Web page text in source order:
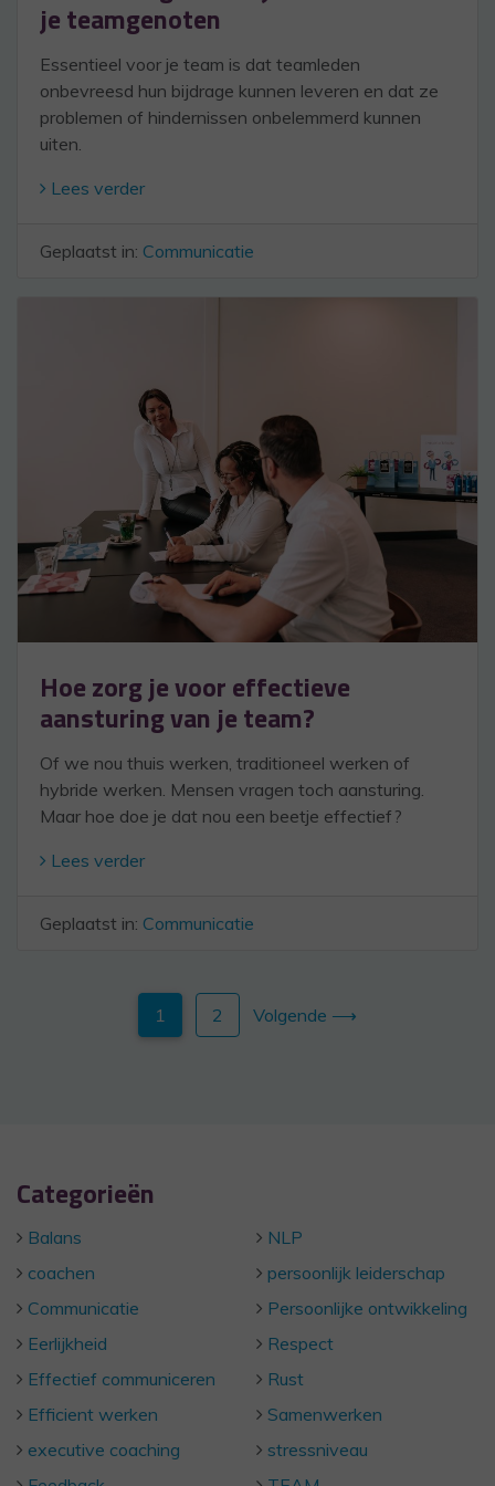
je teamgenoten
Essentieel voor je team is dat teamleden
onbevreesd hun bijdrage kunnen leveren en dat ze
problemen of hindernissen onbelemmerd kunnen
uiten.
Lees verder
Geplaatst in: Communicatie
Hoe zorg je voor effectieve
aansturing van je team?
Of we nou thuis werken, traditioneel werken of
hybride werken. Mensen vragen toch aansturing.
Maar hoe doe je dat nou een beetje effectief?
Lees verder
Geplaatst in: Communicatie
1 2 Volgende ⟶
Categorieën
Balans
coachen
Communicatie
Eerlijkheid
Effectief communiceren
Efficient werken
executive coaching
NLP
persoonlijk leiderschap
Persoonlijke ontwikkeling
Respect
Rust
Samenwerken
stressniveau